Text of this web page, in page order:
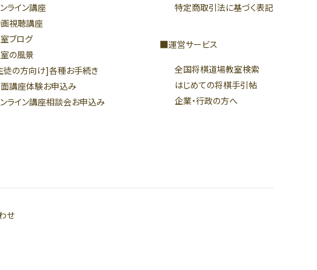
ライン講座
視聴講座
ブログ
の風景
徒の方向け]各種お手続き
講座体験お申込み
ライン講座相談会お申込み
特定商取引法に基づく表記
運営サービス
全国将棋道場教室検索
はじめての将棋手引帖
企業・行政の方へ
せ